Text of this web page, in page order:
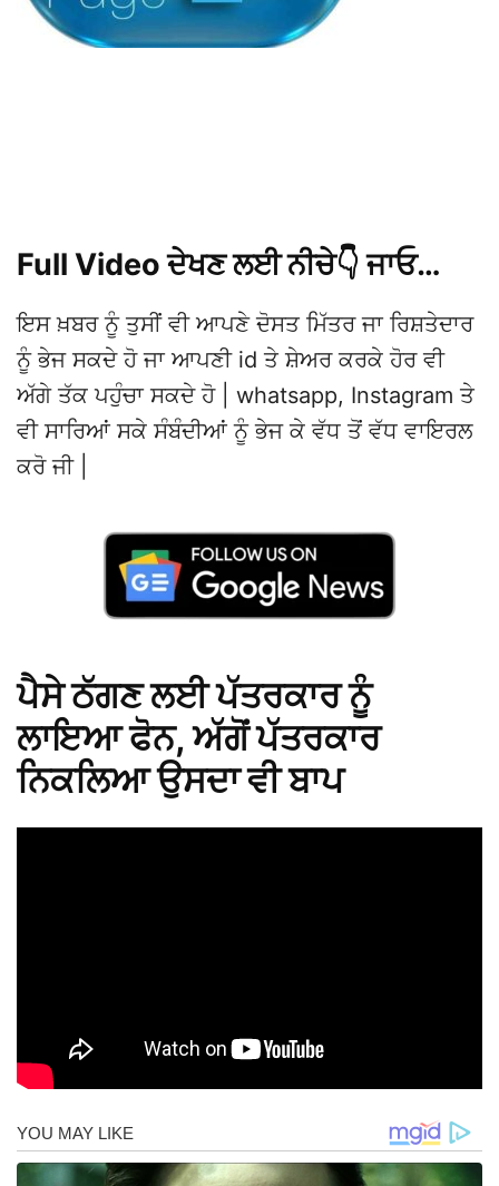
Full Video ਦੇਖਣ ਲਈ ਨੀਚੇ👇 ਜਾਓ…
ਇਸ ਖ਼ਬਰ ਨੂੰ ਤੁਸੀਂ ਵੀ ਆਪਣੇ ਦੋਸਤ ਮਿੱਤਰ ਜਾ ਰਿਸ਼ਤੇਦਾਰ
ਨੂੰ ਭੇਜ ਸਕਦੇ ਹੋ ਜਾ ਆਪਣੀ id ਤੇ ਸ਼ੇਅਰ ਕਰਕੇ ਹੋਰ ਵੀ
ਅੱਗੇ ਤੱਕ ਪਹੁੰਚਾ ਸਕਦੇ ਹੋ | whatsapp, Instagram ਤੇ
ਵੀ ਸਾਰਿਆਂ ਸਕੇ ਸੰਬੰਦੀਆਂ ਨੂੰ ਭੇਜ ਕੇ ਵੱਧ ਤੋਂ ਵੱਧ ਵਾਇਰਲ
ਕਰੋ ਜੀ |
ਪੈਸੇ ਠੱਗਣ ਲਈ ਪੱਤਰਕਾਰ ਨੂੰ
ਲਾਇਆ ਫੋਨ, ਅੱਗੋਂ ਪੱਤਰਕਾਰ
ਨਿਕਲਿਆ ਉਸਦਾ ਵੀ ਬਾਪ